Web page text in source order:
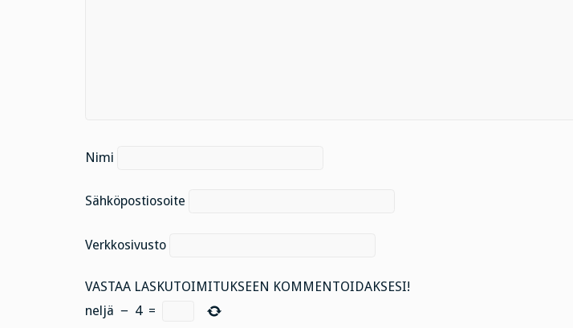
Nimi
Sähköpostiosoite
Verkkosivusto
VASTAA LASKUTOIMITUKSEEN KOMMENTOIDAKSESI!
neljä − 4 =